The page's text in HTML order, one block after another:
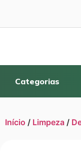
Categorias
Início / Limpeza /